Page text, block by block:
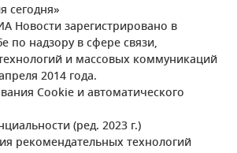
сегодня»
Новости зарегистрировано в
по надзору в сфере связи,
и массовых коммуникаций
2014 года.
Cookie и автоматического
(ред. 2023 г.)
рекомендательных технологий